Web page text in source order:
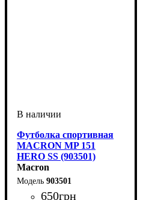
Футболка спортивная
MACRON MP 151
HERO SS (903501)
Macron
903501
650грн